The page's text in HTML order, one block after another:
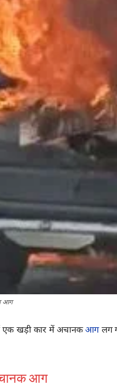
आग
एक खड़ी कार में अचानकआगलग
आग